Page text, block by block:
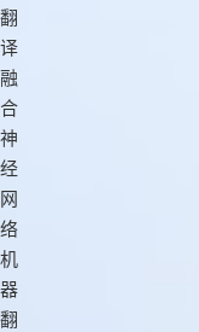
翻
译
融
合
神
经
网
络
机
器
翻